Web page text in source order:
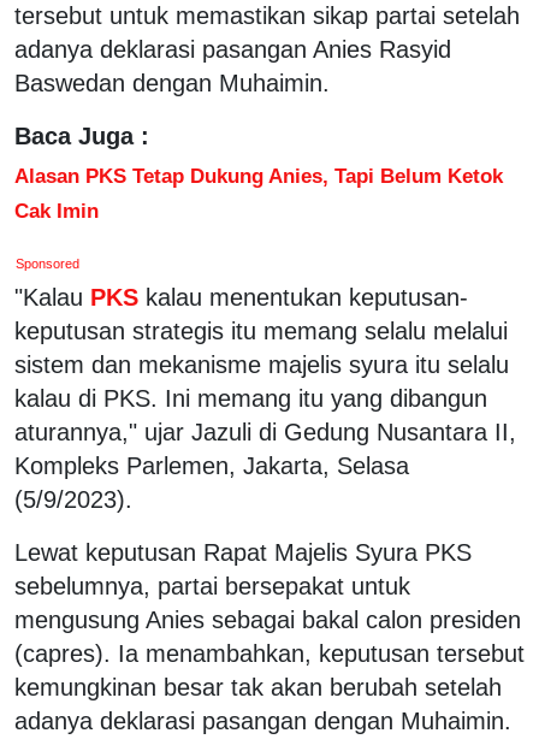
tersebut untuk memastikan sikap partai setelah
adanya deklarasi pasangan Anies Rasyid
Baswedan dengan Muhaimin.
Baca Juga :
Alasan PKS Tetap Dukung Anies, Tapi Belum Ketok
Cak Imin
Sponsored
"Kalau PKS kalau menentukan keputusan-
keputusan strategis itu memang selalu melalui
sistem dan mekanisme majelis syura itu selalu
kalau di PKS. Ini memang itu yang dibangun
aturannya," ujar Jazuli di Gedung Nusantara II,
Kompleks Parlemen, Jakarta, Selasa
(5/9/2023).
Lewat keputusan Rapat Majelis Syura PKS
sebelumnya, partai bersepakat untuk
mengusung Anies sebagai bakal calon presiden
(capres). Ia menambahkan, keputusan tersebut
kemungkinan besar tak akan berubah setelah
adanya deklarasi pasangan dengan Muhaimin.